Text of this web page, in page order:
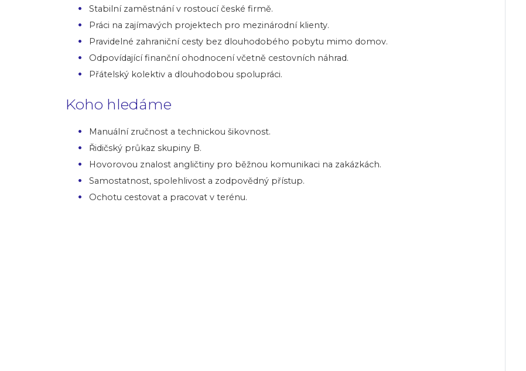
Stabilní zaměstnání v rostoucí české firmě.
Práci na zajímavých projektech pro mezinárodní klienty.
Pravidelné zahraniční cesty bez dlouhodobého pobytu mimo domov.
Odpovídající finanční ohodnocení včetně cestovních náhrad.
Přátelský kolektiv a dlouhodobou spolupráci.
Koho hledáme
Manuální zručnost a technickou šikovnost.
Řidičský průkaz skupiny B.
Hovorovou znalost angličtiny pro běžnou komunikaci na zakázkách.
Samostatnost, spolehlivost a zodpovědný přístup.
Ochotu cestovat a pracovat v terénu.